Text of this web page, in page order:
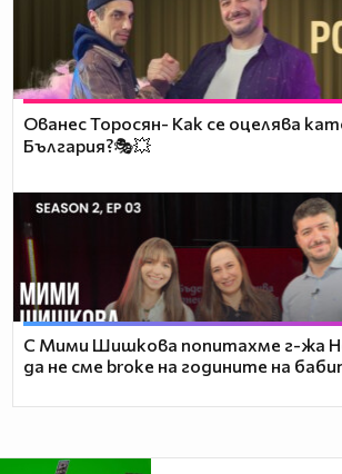
Ованес Торосян- Как се оцелява
България?🎭💥
С Мими Шишкова попитахме г-жа
да не сме broke на годините на